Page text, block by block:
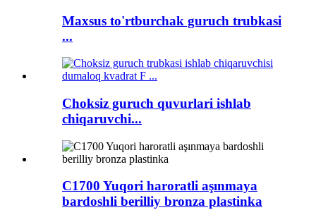
Maxsus to'rtburchak guruch trubkasi
...
Choksiz guruch quvurlari ishlab
chiqaruvchi...
C1700 Yuqori haroratli aşınmaya
bardoshli berilliy bronza plastinka